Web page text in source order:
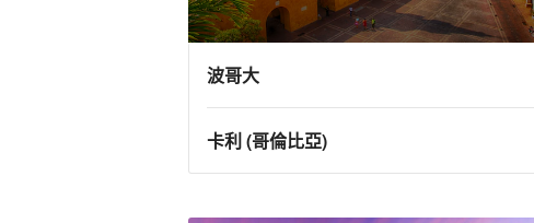
波哥大
卡利 (哥倫比亞)